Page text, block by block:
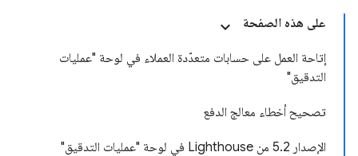
على هذه الصفحة
إتاحة العمل على حسابات متعدّدة العملاء في لوحة "عمليات
التدقيق"
تصحيح أخطاء معالج الدفع
الإصدار 5.2 من Lighthouse في لوحة "عمليات التدقيق"